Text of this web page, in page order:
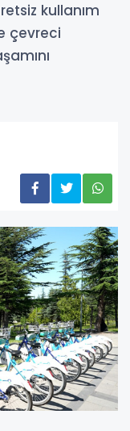
kullanım
çevreci